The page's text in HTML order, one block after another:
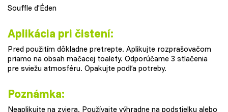
Souffle d'Éden
Aplikácia pri čistení:
Pred použitím dôkladne pretrepte. Aplikujte rozprašovačom
priamo na obsah mačacej toalety. Odporúčame 3 stlačenia
pre sviežu atmosféru. Opakujte podľa potreby.
Poznámka:
Neaplikujte na zviera. Používajte výhradne na podstielku alebo